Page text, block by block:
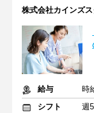
株式会社カインズ
給与
時
シフト
週